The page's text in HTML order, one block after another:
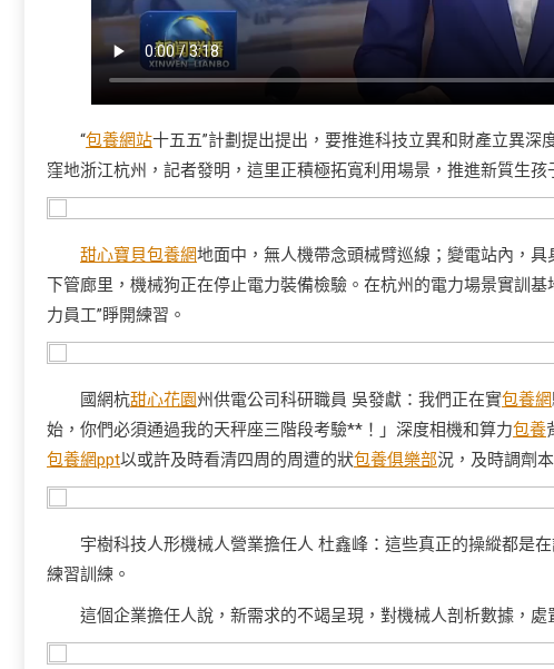
“包養網站十五五”計劃提出提出，要推進科技立異和財產立異深
窪地浙江杭州，記者發明，這里正積極拓寬利用場景，推進新質生孩
甜心寶貝包養網地面中，無人機帶念頭械臂巡線；變電站內，具
下管廊里，機械狗正在停止電力裝備檢驗。在杭州的電力場景實訓基
力員工”睜開練習。
國網杭甜心花園 州供電公司科研職員 吳發獻：我們正在實包養網
始，你們必須通過我的天秤座三階段考驗**！」深度相機和算力包養
包養網ppt以或許及時看清四周的周遭的狀包養俱樂部況，及時調劑
宇樹科技人形機械人營業擔任人 杜鑫峰：這些真正的操縱都是
練習訓練。
這個企業擔任人說，新需求的不竭呈現，對機械人剖析數據，處